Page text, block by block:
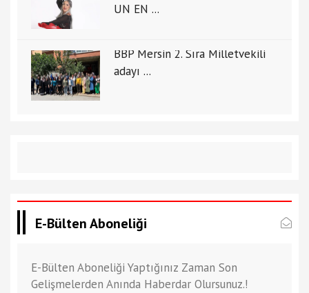
UN EN ...
BBP Mersin 2. Sıra Milletvekili
adayı ...
E-Bülten Aboneliği
E-Bülten Aboneliği Yaptığınız Zaman Son
Gelişmelerden Anında Haberdar Olursunuz.!